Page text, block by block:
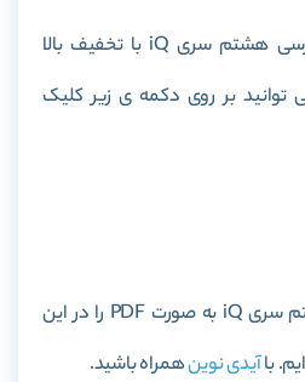
برای خرید کامل کتاب فارسی هشتم سری iQ با تخفیف بالا
توانید بر روی دکمه ی زیر کلیک
دانلود رایگان فارسی هشتم سری iQ به صورت PDF را در این
باآیدی نوینهمراه باشید.